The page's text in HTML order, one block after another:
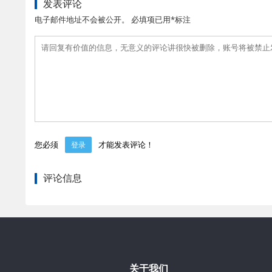
发表评论
电子邮件地址不会被公开。 必填项已用*标注
您必须 登录 才能发表评论！
评论信息
关于我们